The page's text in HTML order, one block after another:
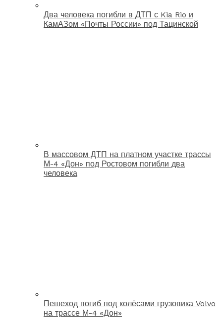
Два человека погибли в ДТП с Kia Rio и
КамАЗом «Почты России» под Тацинской
В массовом ДТП на платном участке трассы
М-4 «Дон» под Ростовом погибли два
человека
Пешеход погиб под колёсами грузовика Volvo
на трассе М-4 «Дон»